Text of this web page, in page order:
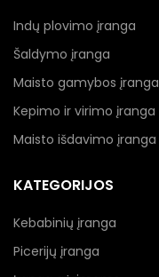
Indų plovimo įranga
Šaldymo įranga
Maisto gamybos įranga
Kepimo ir virimo įranga
Maisto išdavimo įranga
KATEGORIJOS
Kebabinių įranga
Picerijų įranga